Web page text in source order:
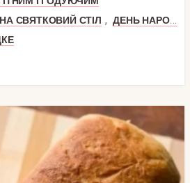
НА СВЯТКОВИЙ СТІЛ , ДЕНЬ НАРОДЖЕННЯ